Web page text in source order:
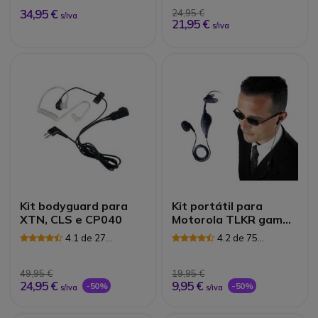
34,95 € s/iva
24,95 €
21,95 € s/iva
Kit bodyguard para
XTN, CLS e CP040
4.1 de 27
49,95 €
24,95 € s/iva -50%
Kit portátil para
Motorola TLKR gama
walkie Talkie4.2 de 75
19,95 €
9,95 € s/iva -50%